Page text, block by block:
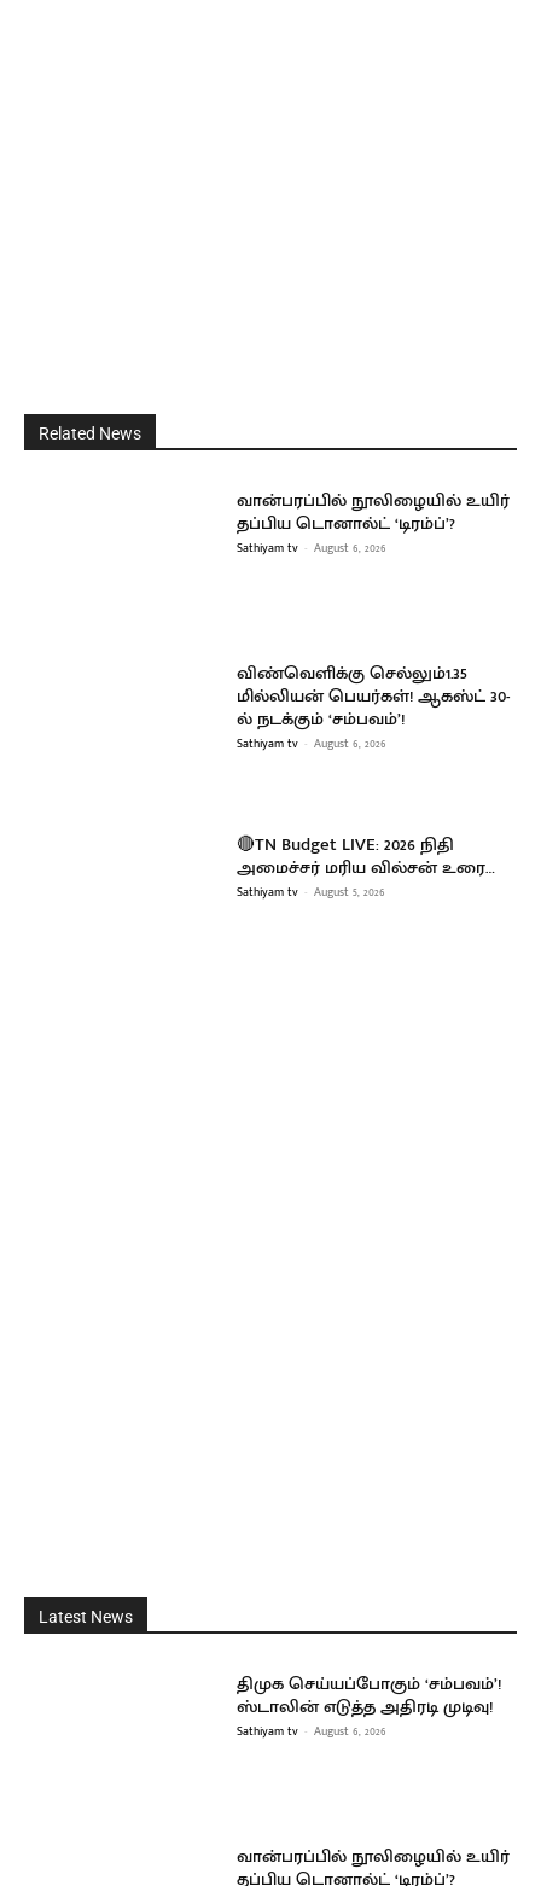
Related News
வான்பரப்பில் நூலிழையில் உயிர்
தப்பிய டொனால்ட் ‘டிரம்ப்’?
Sathiyam tv - August 6, 2026
விண்வெளிக்கு செல்லும்1.35
மில்லியன் பெயர்கள்! ஆகஸ்ட் 30-
ல் நடக்கும் ‘சம்பவம்’!
Sathiyam tv - August 6, 2026
🔴TN Budget LIVE: 2026 நிதி
அமைச்சர் மரிய வில்சன் உரை…
Sathiyam tv - August 5, 2026
Latest News
திமுக செய்யப்போகும் ‘சம்பவம்’!
ஸ்டாலின் எடுத்த அதிரடி முடிவு!
Sathiyam tv - August 6, 2026
வான்பரப்பில் நூலிழையில் உயிர்
தப்பிய டொனால்ட் ‘டிரம்ப்’?